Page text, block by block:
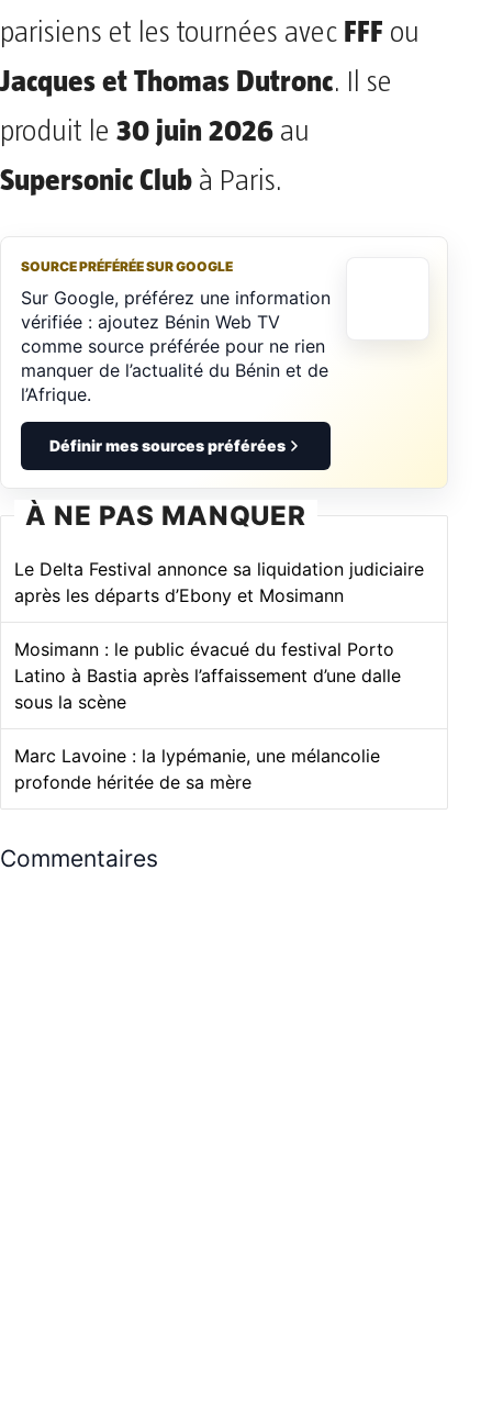
parisiens et les tournées avec FFF ou
Jacques et Thomas Dutronc. Il se
produit le 30 juin 2026 au
Supersonic Club à Paris.
SOURCE PRÉFÉRÉE SUR GOOGLE
Sur Google, préférez une information
vérifiée : ajoutez Bénin Web TV
comme source préférée pour ne rien
manquer de l’actualité du Bénin et de
l’Afrique.
Définir mes sources préférées
À NE PAS MANQUER
Le Delta Festival annonce sa liquidation judiciaire
après les départs d’Ebony et Mosimann
Mosimann : le public évacué du festival Porto
Latino à Bastia après l’affaissement d’une dalle
sous la scène
Marc Lavoine : la lypémanie, une mélancolie
profonde héritée de sa mère
Commentaires